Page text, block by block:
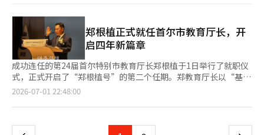
求合作。”并补充道：“虽然没有单独的激励措施，但我们会努力
将收集到的资料反映在后续管理统计中。” 希望获得预备社会企
业指定的企业可通过社会企业门户网站向所在地的区、县社会企业
负责部门申请。市政府将在9至10月进行文件审核和现场实地考
察，10月中旬将经过专家评审和社会企业发展委员会审议，预计在
11月初将最终指定结果公示在市政府网站上。被指定为预备社会企
业后，企业可参与包括劳动部社会企业认证要求的咨询、公共机构
13日下午4时在“社会校园釜山（水营区水营路688号，6楼）”举
社会企业门户网站进行申请等内容。 金基焕市数字经济室长表
持续，将考虑追加支持。市政府相关人士表示：“灾害救助基金已
具备可追加支持的资金。”并表示：“如果确认老年活动中心、福
利馆、流浪者综合支持中心和残疾人福利馆中需要延长或扩大运营
的地方，将考虑追加支持。”支持效果将根据釜山市自然灾害科管
理的中暑疾病报告数量和高温损害现状进行检查。 福利政策科将
结合自然灾害科和设施现场的意见，评估预防物品支持和避暑场所
运营扩大的效果，并在必要时反映在后续支持中。釜山市还实施了
高温特报，生活支持人员、残疾人活动支持人员和流浪者现场应对
融支持，我们将助力弱势群体实现经济自立和稳定生活，并将继续
践行关爱弱势群体的包容性金融价值。”※ 本报道经人工智能
（AI）系统翻译与编辑。
单亲家庭等。 KB国民银行还简化了审核程序，以便生活困难的客
户能够更快获得支持。希望进行债务调整的客户可以前往全国六个
KB希望金融中心，或通过客户服务中心获取相关信息。 KB国民银
行相关人士表示：“为了帮助因债务而困扰的客户恢复金融交易，
重新参与经济活动，我们制定了这一制度。”※ 本报道经人工智
能（AI）系统翻译与编辑。
郑根植正式就任首尔市教育厅长，开
启四年新篇章
成功连任的第24届首尔特别市教育厅长郑根植于1日举行了就职仪
式，正式开启了“郑根植号”的第二个任期。郑教育厅长以“基本
要深，合作要广，幸福要近”为口号，承诺恢复和谐与团结的首尔
于当天上午9时20分开始了他的官方日程，首先参拜了位于东作区
教育厅大礼堂举行了简朴的就职仪式，约700名教职员工及重要人
2026-07-01 22:48:00
页